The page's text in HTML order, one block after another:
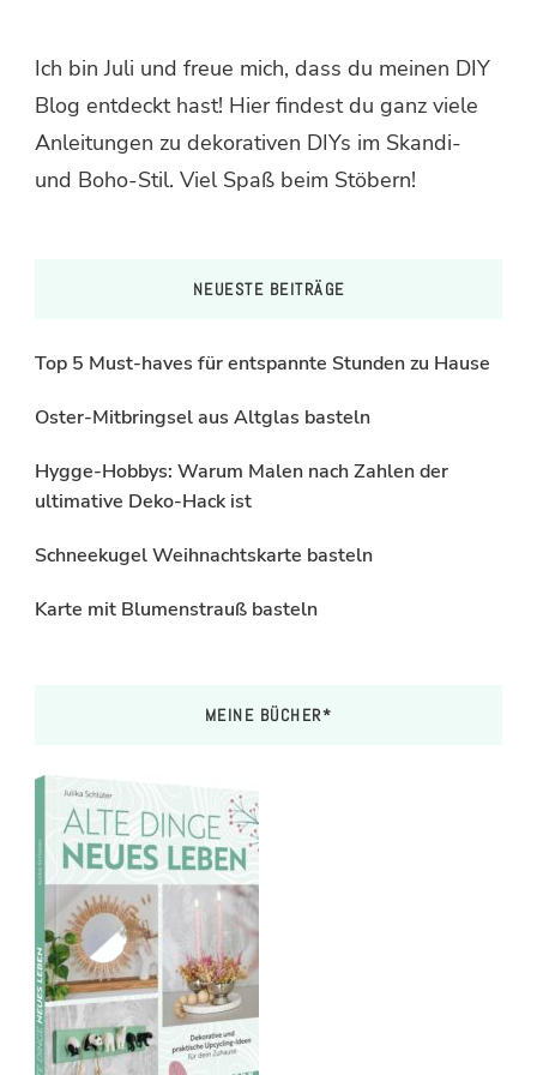
Ich bin Juli und freue mich, dass du meinen DIY
Blog entdeckt hast! Hier findest du ganz viele
Anleitungen zu dekorativen DIYs im Skandi-
und Boho-Stil. Viel Spaß beim Stöbern!
NEUESTE BEITRÄGE
Top 5 Must-haves für entspannte Stunden zu Hause
Oster-Mitbringsel aus Altglas basteln
Hygge-Hobbys: Warum Malen nach Zahlen der
ultimative Deko-Hack ist
Schneekugel Weihnachtskarte basteln
Karte mit Blumenstrauß basteln
MEINE BÜCHER*